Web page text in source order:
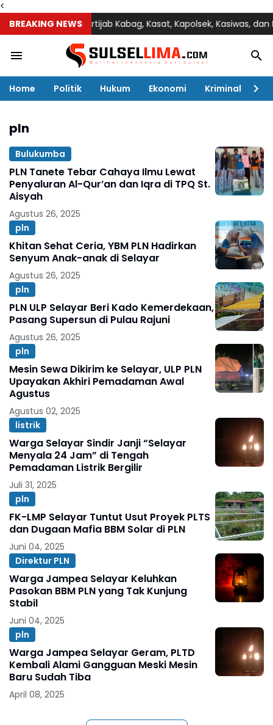
<
BREAKING NEWS
Pimpin Sertijab Kabag, Kasat, Kapolsek, Kasiwas, dan
Home Politik Hukum Ekonomi Kriminal
pln
Bulukumba
PLN Tanete Tebar Cahaya Ilmu Lewat
Penyaluran Al-Qur’an dan Iqra di TPQ St.
Aisyah
Agustus 26, 2025
pln
Khitan Sehat Ceria, YBM PLN Hadirkan
Senyum Anak-anak di Selayar
Agustus 26, 2025
pln
PLN ULP Selayar Beri Kado Kemerdekaan,
Pasang Supersun di Pulau Rajuni
Agustus 26, 2025
pln
Mesin Sewa Dikirim ke Selayar, ULP PLN
Upayakan Akhiri Pemadaman Awal
Agustus
Agustus 02, 2025
listrik
Warga Selayar Sindir Janji “Selayar
Menyala 24 Jam” di Tengah
Pemadaman Listrik Bergilir
Juli 31, 2025
pln
FK-LMP Selayar Tuntut Usut Proyek PLTS
dan Dugaan Mafia BBM Solar di PLN
Juni 04, 2025
Direktur PLN
Warga Jampea Selayar Keluhkan
Pasokan BBM PLN yang Tak Kunjung
Stabil
Juni 04, 2025
pln
Warga Jampea Selayar Geram, PLTD
Kembali Alami Gangguan Meski Mesin
Baru Sudah Tiba
April 08, 2025